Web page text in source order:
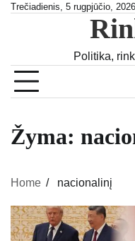
SkipTrečiadienis, 5 rugpjūčio, 2026
Politika,
Žyma:
Home nacionalinį